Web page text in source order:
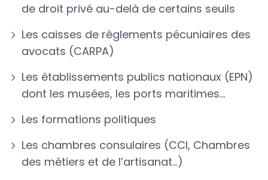
de droit privé au-delà de certains seuils
Les caisses de règlements pécuniaires des
avocats (CARPA)
Les établissements publics nationaux (EPN)
dont les musées, les ports maritimes…
Les formations politiques
Les chambres consulaires (CCI, Chambres
des métiers et de l’artisanat…)